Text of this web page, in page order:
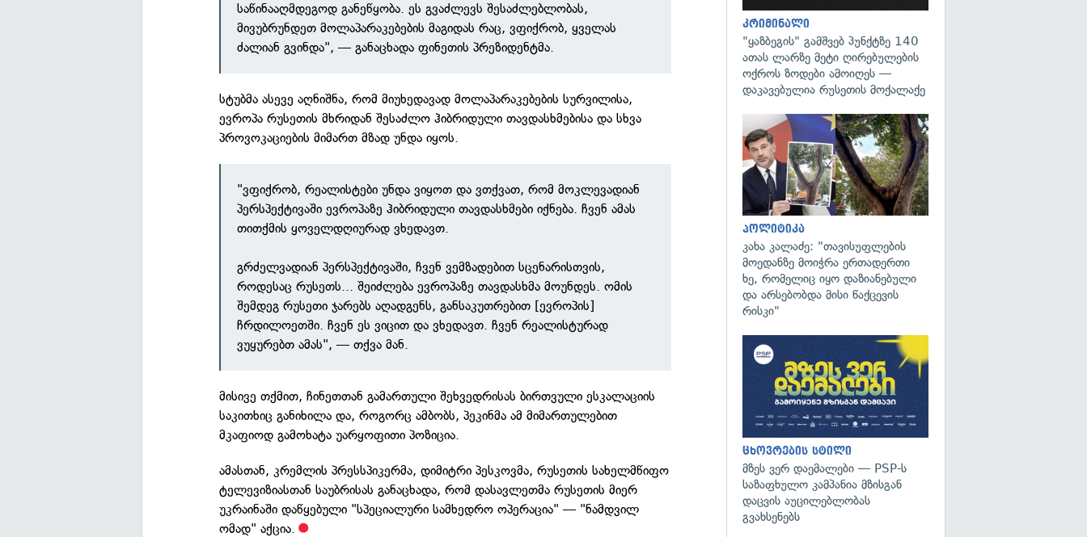
საწინააღმდეგოდ განეწყობა. ეს გვაძლევს შესაძლებლობას,
მივუბრუნდეთ მოლაპარაკებების მაგიდას რაც, ვფიქრობ, ყველას
ძალიან გვინდა", — განაცხადა ფინეთის პრეზიდენტმა.
სტუბმა ასევე აღნიშნა, რომ მიუხედავად მოლაპარაკებების სურვილისა,
ევროპა რუსეთის მხრიდან შესაძლო ჰიბრიდული თავდასხმებისა და სხვა
პროვოკაციების მიმართ მზად უნდა იყოს.
"ვფიქრობ, რეალისტები უნდა ვიყოთ და ვთქვათ, რომ მოკლევადიან
პერსპექტივაში ევროპაზე ჰიბრიდული თავდასხმები იქნება. ჩვენ ამას
თითქმის ყოველდღიურად ვხედავთ.
გრძელვადიან პერსპექტივაში, ჩვენ ვემზადებით სცენარისთვის,
როდესაც რუსეთს... შეიძლება ევროპაზე თავდასხმა მოუნდეს. ომის
შემდეგ რუსეთი ჯარებს აღადგენს, განსაკუთრებით [ევროპის]
ჩრდილოეთში. ჩვენ ეს ვიცით და ვხედავთ. ჩვენ რეალისტურად
ვუყურებთ ამას", — თქვა მან.
მისივე თქმით, ჩინეთთან გამართული შეხვედრისას ბირთვული ესკალაციის
საკითხიც განიხილა და, როგორც ამბობს, პეკინმა ამ მიმართულებით
მკაფიოდ გამოხატა უარყოფითი პოზიცია.
ამასთან, კრემლის პრესსპიკერმა, დიმიტრი პესკოვმა, რუსეთის სახელმწიფო
ტელევიზიასთან საუბრისას განაცხადა, რომ დასავლეთმა რუსეთის მიერ
უკრაინაში დაწყებული "სპეციალური სამხედრო ოპერაცია" — "ნამდვილ
ომად" აქცია.
კრიმინალი
"ყაზბეგის" გამშვებ პუნქტზე 140
ათას ლარზე მეტი ღირებულების
ოქროს ზოდები ამოიღეს —
დაკავებულია რუსეთის მოქალაქე
პოლიტიკა
კახა კალაძე: "თავისუფლების
მოედანზე მოიჭრა ერთადერთი
ხე, რომელიც იყო დაზიანებული
და არსებობდა მისი წაქცევის
რისკი"
ცხოვრების სტილი
მზეს ვერ დაემალები — PSP-ს
საზაფხულო კამპანია მზისგან
დაცვის აუცილებლობას
გვახსენებს